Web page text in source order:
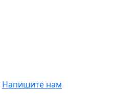
Напишите нам